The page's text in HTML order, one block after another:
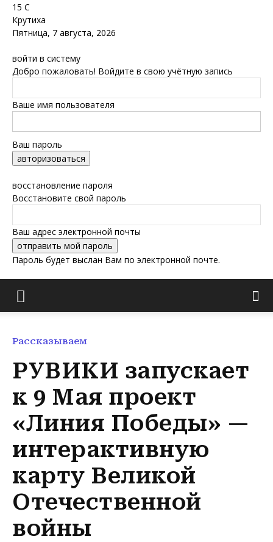
15 C
Крутиха
Пятница, 7 августа, 2026
войти в систему
Добро пожаловать! Войдите в свою учётную запись
Ваше имя пользователя
Ваш пароль
восстановление пароля
Восстановите свой пароль
Ваш адрес электронной почты
Пароль будет выслан Вам по электронной почте.
Рассказываем
РУВИКИ запускает
к 9 Мая проект
«Линия Победы» —
интерактивную
карту Великой
Отечественной
войны